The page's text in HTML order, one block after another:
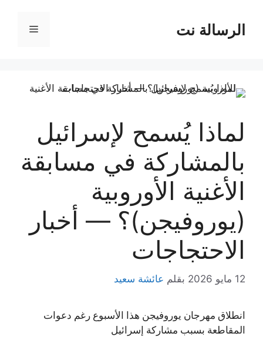
المحتوىالرسالة نت القائمة
لماذا يُسمح لإسرائيل
بالمشاركة في مسابقة
الأغنية الأوروبية
(يوروفيجن)؟ — أخبار
الاحتجاجات
12 مايو 2026 بقلم عائشة سعيد
انطلاق مهرجان يوروفيجن هذا الأسبوع رغم دعوات
المقاطعة بسبب مشاركة إسرائيل